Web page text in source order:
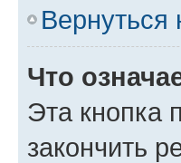
Вернуться
Что
Эта кнопка
закончить